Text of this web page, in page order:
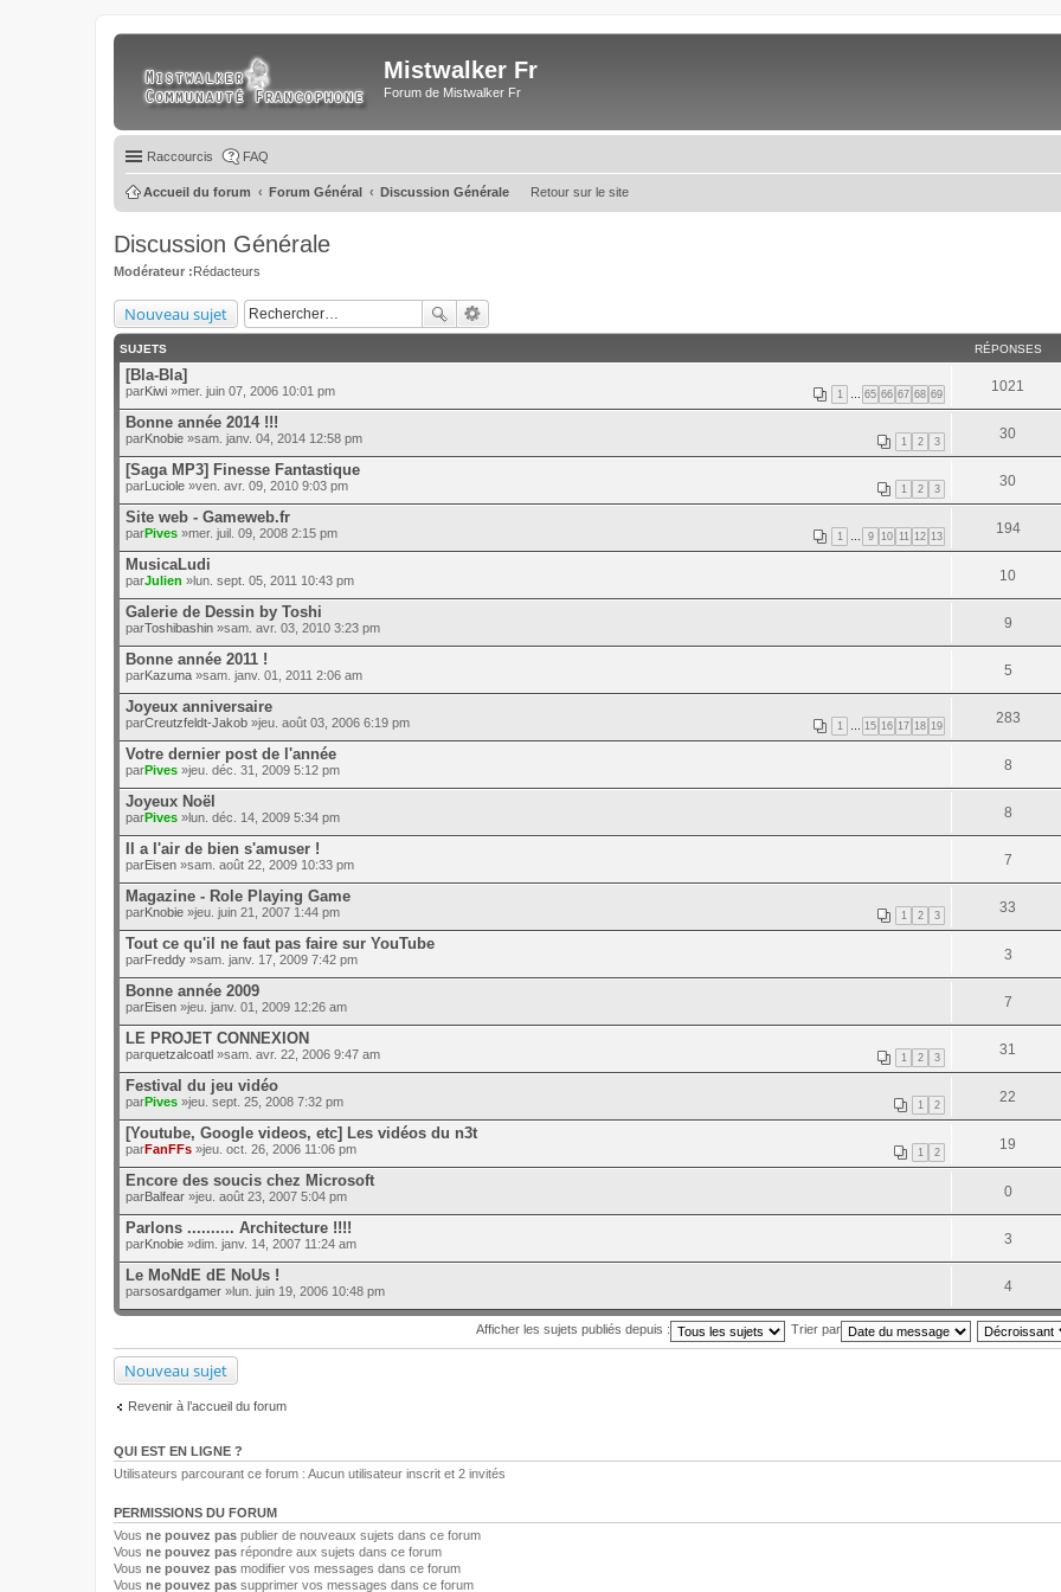
Mistwalker Fr
Forum de Mistwalker Fr
Raccourcis FAQ
Retour sur le site
Accueil du forum Forum Général Discussion Générale
Discussion Générale
Modérateur :Rédacteurs
Nouveau sujet
SUJETS RÉPONSES
[Bla-Bla]
1 65 66 67 68 69
parKiwi »mer. juin 07, 2006 10:01 pm 1021
Bonne année 2014 !!!
1 2 3
parKnobie »sam. janv. 04, 2014 12:58 pm 30
[Saga MP3] Finesse Fantastique
1 2 3
parLuciole »ven. avr. 09, 2010 9:03 pm 30
Site web - Gameweb.fr
1 9 10 11 12 13
parPives »mer. juil. 09, 2008 2:15 pm 194
MusicaLudi
parJulien »lun. sept. 05, 2011 10:43 pm 10
Galerie de Dessin by Toshi
parToshibashin »sam. avr. 03, 2010 3:23 pm 9
Bonne année 2011 !
parKazuma »sam. janv. 01, 2011 2:06 am 5
Joyeux anniversaire
1 15 16 17 18 19
parCreutzfeldt-Jakob »jeu. août 03, 2006 6:19 pm 283
Votre dernier post de l'année
parPives »jeu. déc. 31, 2009 5:12 pm 8
Joyeux Noël
parPives »lun. déc. 14, 2009 5:34 pm 8
Il a l'air de bien s'amuser !
parEisen »sam. août 22, 2009 10:33 pm 7
Magazine - Role Playing Game
1 2 3
parKnobie »jeu. juin 21, 2007 1:44 pm 33
Tout ce qu'il ne faut pas faire sur YouTube
parFreddy »sam. janv. 17, 2009 7:42 pm 3
Bonne année 2009
parEisen »jeu. janv. 01, 2009 12:26 am 7
LE PROJET CONNEXION
1 2 3
parquetzalcoatl »sam. avr. 22, 2006 9:47 am 31
Festival du jeu vidéo
1 2
parPives »jeu. sept. 25, 2008 7:32 pm 22
[Youtube, Google videos, etc] Les vidéos du n3t
1 2
parFanFFs »jeu. oct. 26, 2006 11:06 pm 19
Encore des soucis chez Microsoft
parBalfear »jeu. août 23, 2007 5:04 pm 0
Parlons .......... Architecture !!!!
parKnobie »dim. janv. 14, 2007 11:24 am 3
Le MoNdE dE NoUs !
parsosardgamer »lun. juin 19, 2006 10:48 pm 4
Afficher les sujets publiés depuis : Trier par
Nouveau sujet
Revenir à l’accueil du forum
QUI EST EN LIGNE ?
Utilisateurs parcourant ce forum : Aucun utilisateur inscrit et 2 invités
PERMISSIONS DU FORUM
Vous ne pouvez pas publier de nouveaux sujets dans ce forum
Vous ne pouvez pas répondre aux sujets dans ce forum
Vous ne pouvez pas modifier vos messages dans ce forum
Vous ne pouvez pas supprimer vos messages dans ce forum